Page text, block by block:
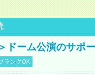
ドーム公演のサポ
ランクOK